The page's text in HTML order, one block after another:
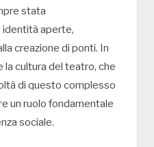
stata
identità aperte,
creazione di ponti. In
cultura del teatro, che
di questo complesso
un ruolo fondamentale
sociale.